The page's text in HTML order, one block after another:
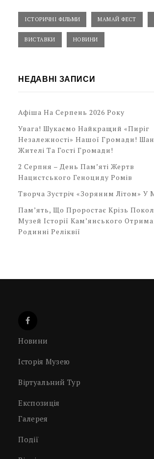
ІСТОРИЧНІ ФІЛЬМИ МАМАЙ ФЕСТ
ВИСТАВКИ НОВИНИ
НЕДАВНІ ЗАПИСИ
Афіша На Серпень 2026 Року
Увага! Шукаємо Найкращий «Пиріг
Незалежності» Нашої Громади!
Жителі Та Гості Громади!
2 Серпня – День Пам’яті Жертв
Нацистського Геноциду Ромів
Творча Зустріч «Зоряним Літом» У
Пам’ять, Що Проростає Крізь
Музей Історії Кам’янського
Родинні Реліквії
Новини
Історія Музею
Віртуальний Тур
Експозиція
Галерея
Події